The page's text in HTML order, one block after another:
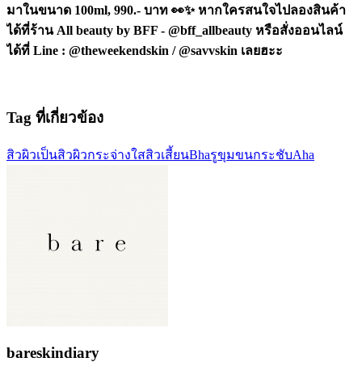
มาในขนาด 100ml, 990.- บาท 👀✨ หากใครสนใจไปลองสินค้า
ได้ที่ร้าน All beauty by BFF - @bff_allbeauty หรือสั่งออนไลน์
ได้ที่ Line : @theweekendskin / @savvskin เลยฮะะ
Tag ที่เกี่ยวข้อง
สิวผิวเป็นสิวผิวกระจ่างใสสิวเสี้ยนBhaรูขุมขนกระชับAha
bareskindiary